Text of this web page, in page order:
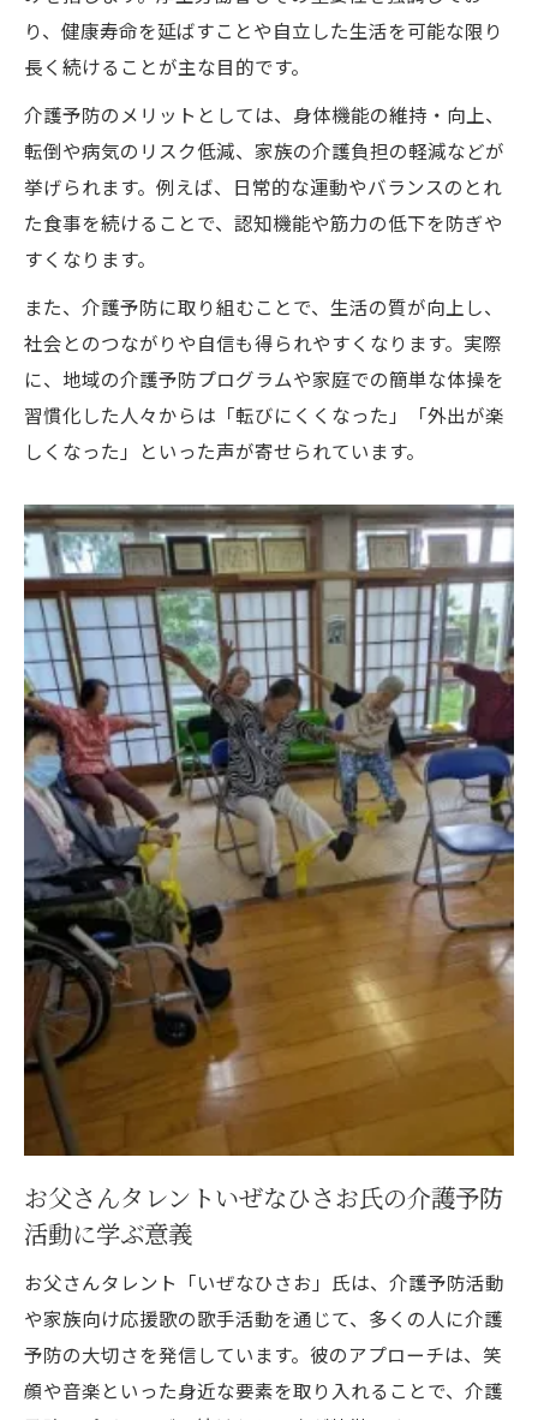
最新の介護予防研修で得られる知識と活用
術
り、健康寿命を延ばすことや自立した生活を可能な限り
長く続けることが主な目的です。
介護予防のメリットとしては、身体機能の維持・向上、
転倒や病気のリスク低減、家族の介護負担の軽減などが
挙げられます。例えば、日常的な運動やバランスのとれ
た食事を続けることで、認知機能や筋力の低下を防ぎや
すくなります。
また、介護予防に取り組むことで、生活の質が向上し、
社会とのつながりや自信も得られやすくなります。実際
に、地域の介護予防プログラムや家庭での簡単な体操を
習慣化した人々からは「転びにくくなった」「外出が楽
しくなった」といった声が寄せられています。
お父さんタレントいぜなひさお氏の介護予防
活動に学ぶ意義
お父さんタレント「いぜなひさお」氏は、介護予防活動
や家族向け応援歌の歌手活動を通じて、多くの人に介護
予防の大切さを発信しています。彼のアプローチは、笑
顔や音楽といった身近な要素を取り入れることで、介護